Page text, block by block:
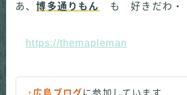
あ、博多通りもん も 好きだわ・
https://themapleman